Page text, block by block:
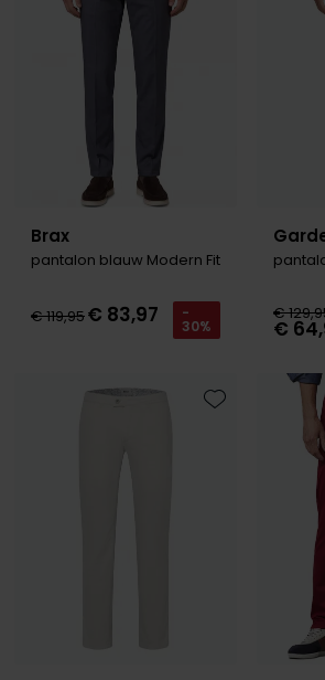
Brax
pantalon blauw Modern Fit
€ 119,95€ 83,97 -
30%
€
€
Toevoegen